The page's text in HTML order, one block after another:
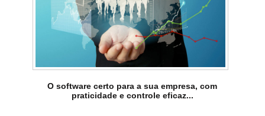
O software certo para a sua empresa, com
praticidade e controle eficaz...